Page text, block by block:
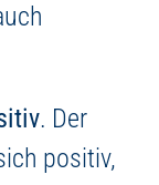
. Der
positiv,